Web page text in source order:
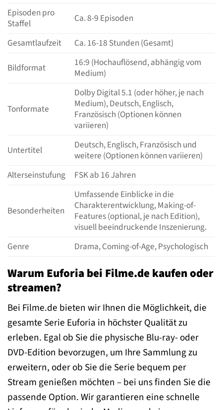
Episoden pro
Staffel
Ca. 8-9 Episoden
Gesamtlaufzeit
Ca. 16-18 Stunden (Gesamt)
Bildformat
16:9 (Hochauflösend, abhängig vom
Medium)
Tonformate
Dolby Digital 5.1 (oder höher, je nach
Medium), Deutsch, Englisch,
Französisch (Optionen können
variieren)
Untertitel
Deutsch, Englisch, Französisch und
weitere (Optionen können variieren)
Alterseinstufung
FSK ab 16 Jahren
Besonderheiten
Umfassende Einblicke in die
Charakterentwicklung, Making-of-
Features (optional, je nach Edition),
visuell beeindruckende Inszenierung.
Genre
Drama, Coming-of-Age, Psychologisch
Warum Euforia bei Filme.de kaufen oder
streamen?
Bei Filme.de bieten wir Ihnen die Möglichkeit, die
gesamte Serie Euforia in höchster Qualität zu
erleben. Egal ob Sie die physische Blu-ray- oder
DVD-Edition bevorzugen, um Ihre Sammlung zu
erweitern, oder ob Sie die Serie bequem per
Stream genießen möchten – bei uns finden Sie die
passende Option. Wir garantieren eine schnelle